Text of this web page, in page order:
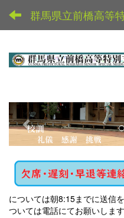
群馬県立前橋高等
p
r
e
v
i
o
u
については朝8:15までに送信
ついては電話にてお願いします